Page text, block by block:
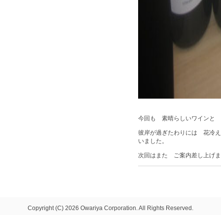
今回も 素晴らしいワインと
彼岸が過ぎたわりには 花冷
いました。
次回はまた ご案内差し上げ
Copyright (C) 2026 Owariya Corporation. All Rights Reserved.